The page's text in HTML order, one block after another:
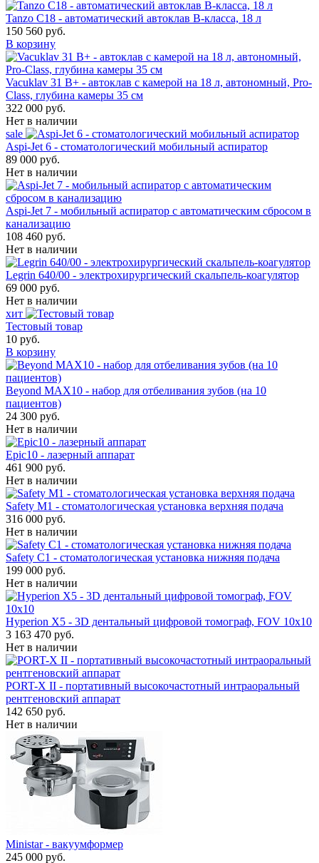
Tanzo C18 - автоматический автоклав B-класса, 18 л
150 560 руб.
В корзину
Vacuklav 31 B+ - автоклав с камерой на 18 л, автономный, Pro-
Class, глубина камеры 35 см
322 000 руб.
Нет в наличии
sale
Aspi-Jet 6 - стоматологический мобильный аспиратор
89 000 руб.
Нет в наличии
Aspi-Jet 7 - мобильный аспиратор с автоматическим сбросом в
канализацию
108 460 руб.
Нет в наличии
Legrin 640/00 - электрохирургический скальпель-коагулятор
69 000 руб.
Нет в наличии
хит
Тестовый товар
10 руб.
В корзину
Beyond MAX10 - набор для отбеливания зубов (на 10
пациентов)
24 300 руб.
Нет в наличии
Epic10 - лазерный аппарат
461 900 руб.
Нет в наличии
Safety M1 - стоматологическая установка верхняя подача
316 000 руб.
Нет в наличии
Safety C1 - стоматологическая установка нижняя подача
199 000 руб.
Нет в наличии
Hyperion X5 - 3D дентальный цифровой томограф, FOV 10x10
3 163 470 руб.
Нет в наличии
PORT-X II - портативный высокочастотный интраоральный
рентгеновский аппарат
142 650 руб.
Нет в наличии
Ministar - вакуумформер
245 000 руб.